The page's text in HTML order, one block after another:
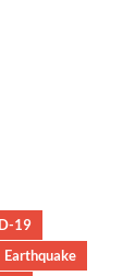
19
Earthquake